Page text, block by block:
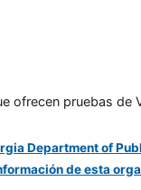
ofrecen pruebas de
de esta